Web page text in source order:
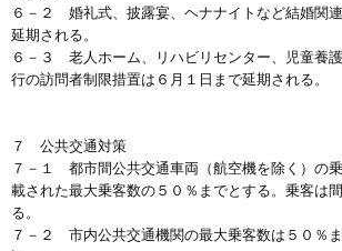
６－２ 婚礼式、披露宴、ヘナナイトなど結婚関
延期される。
６－３ 老人ホーム、リハビリセンター、児童養
行の訪問者制限措置は６月１日まで延期される。
７ 公共交通対策
７－１ 都市間公共交通車両（航空機を除く）の
載された最大乗客数の５０％までとする。乗客は
る。
７－２ 市内公共交通機関の最大乗客数は５０％